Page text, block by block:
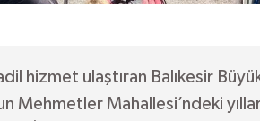
hizmet ulaştıran Balıkesir
Mehmetler Mahallesi’ndeki